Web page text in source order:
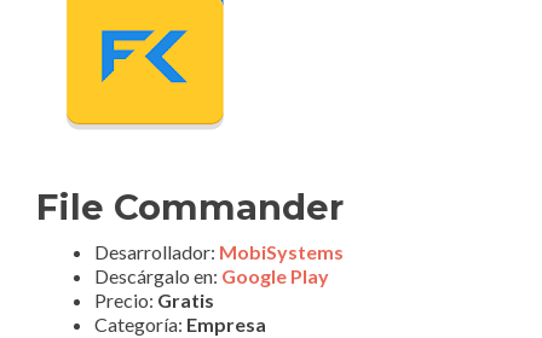
File Commander
Desarrollador: MobiSystems
Descárgalo en: Google Play
Precio: Gratis
Categoría: Empresa